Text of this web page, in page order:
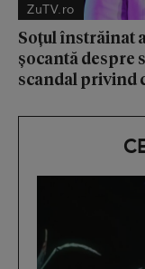
ZuTV.ro
Soțul înstrăinat
șocantă despre
scandal privind